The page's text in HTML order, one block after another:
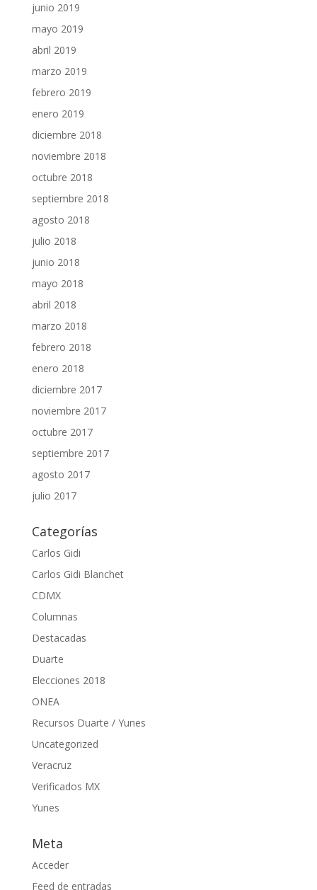
junio 2019
mayo 2019
abril 2019
marzo 2019
febrero 2019
enero 2019
diciembre 2018
noviembre 2018
octubre 2018
septiembre 2018
agosto 2018
julio 2018
junio 2018
mayo 2018
abril 2018
marzo 2018
febrero 2018
enero 2018
diciembre 2017
noviembre 2017
octubre 2017
septiembre 2017
agosto 2017
julio 2017
Categorías
Carlos Gidi
Carlos Gidi Blanchet
CDMX
Columnas
Destacadas
Duarte
Elecciones 2018
ONEA
Recursos Duarte / Yunes
Uncategorized
Veracruz
Verificados MX
Yunes
Meta
Acceder
Feed de entradas